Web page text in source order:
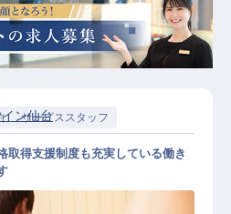
サービススタッフ
ン仙台
取得支援制度も充実している働き